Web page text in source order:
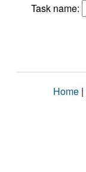
Task name:
Home |